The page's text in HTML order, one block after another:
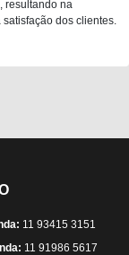
resultando na
dos clientes.
11 93415 3151
11 91986 5617